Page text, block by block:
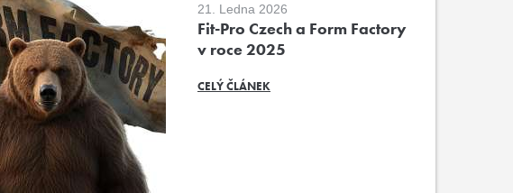
21. Ledna 2026
Fit-Pro Czech a Form Factory
v roce 2025
CELÝ ČLÁNEK